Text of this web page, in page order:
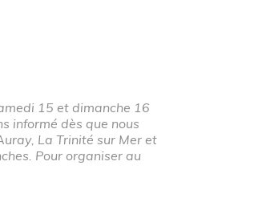
15 et dimanche 16
informé dès que nous
La Trinité sur Mer et
Pour organiser au